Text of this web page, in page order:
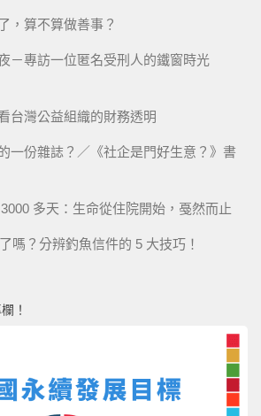
，算不算做善事？
－專訪一位匿名受刑人的鐵窗時光
台灣公益組織的財務透明
一份雜誌？／《社企是門好生意？》書
多天：生命從住院開始，戞然而止
嗎？分辨釣魚信件的 5 大技巧！
！